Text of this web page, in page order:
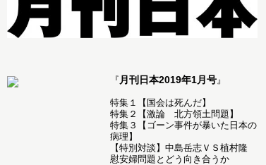
『 月刊日本2019年1月号 』
特集１【国会は死んだ】
特集２【激論 北方領土問題】
特集３【ゴーン事件が暴いた日本の
病理】
【特別対談】中島岳志ＶＳ植村隆
慰安婦問題とどう向き合うか